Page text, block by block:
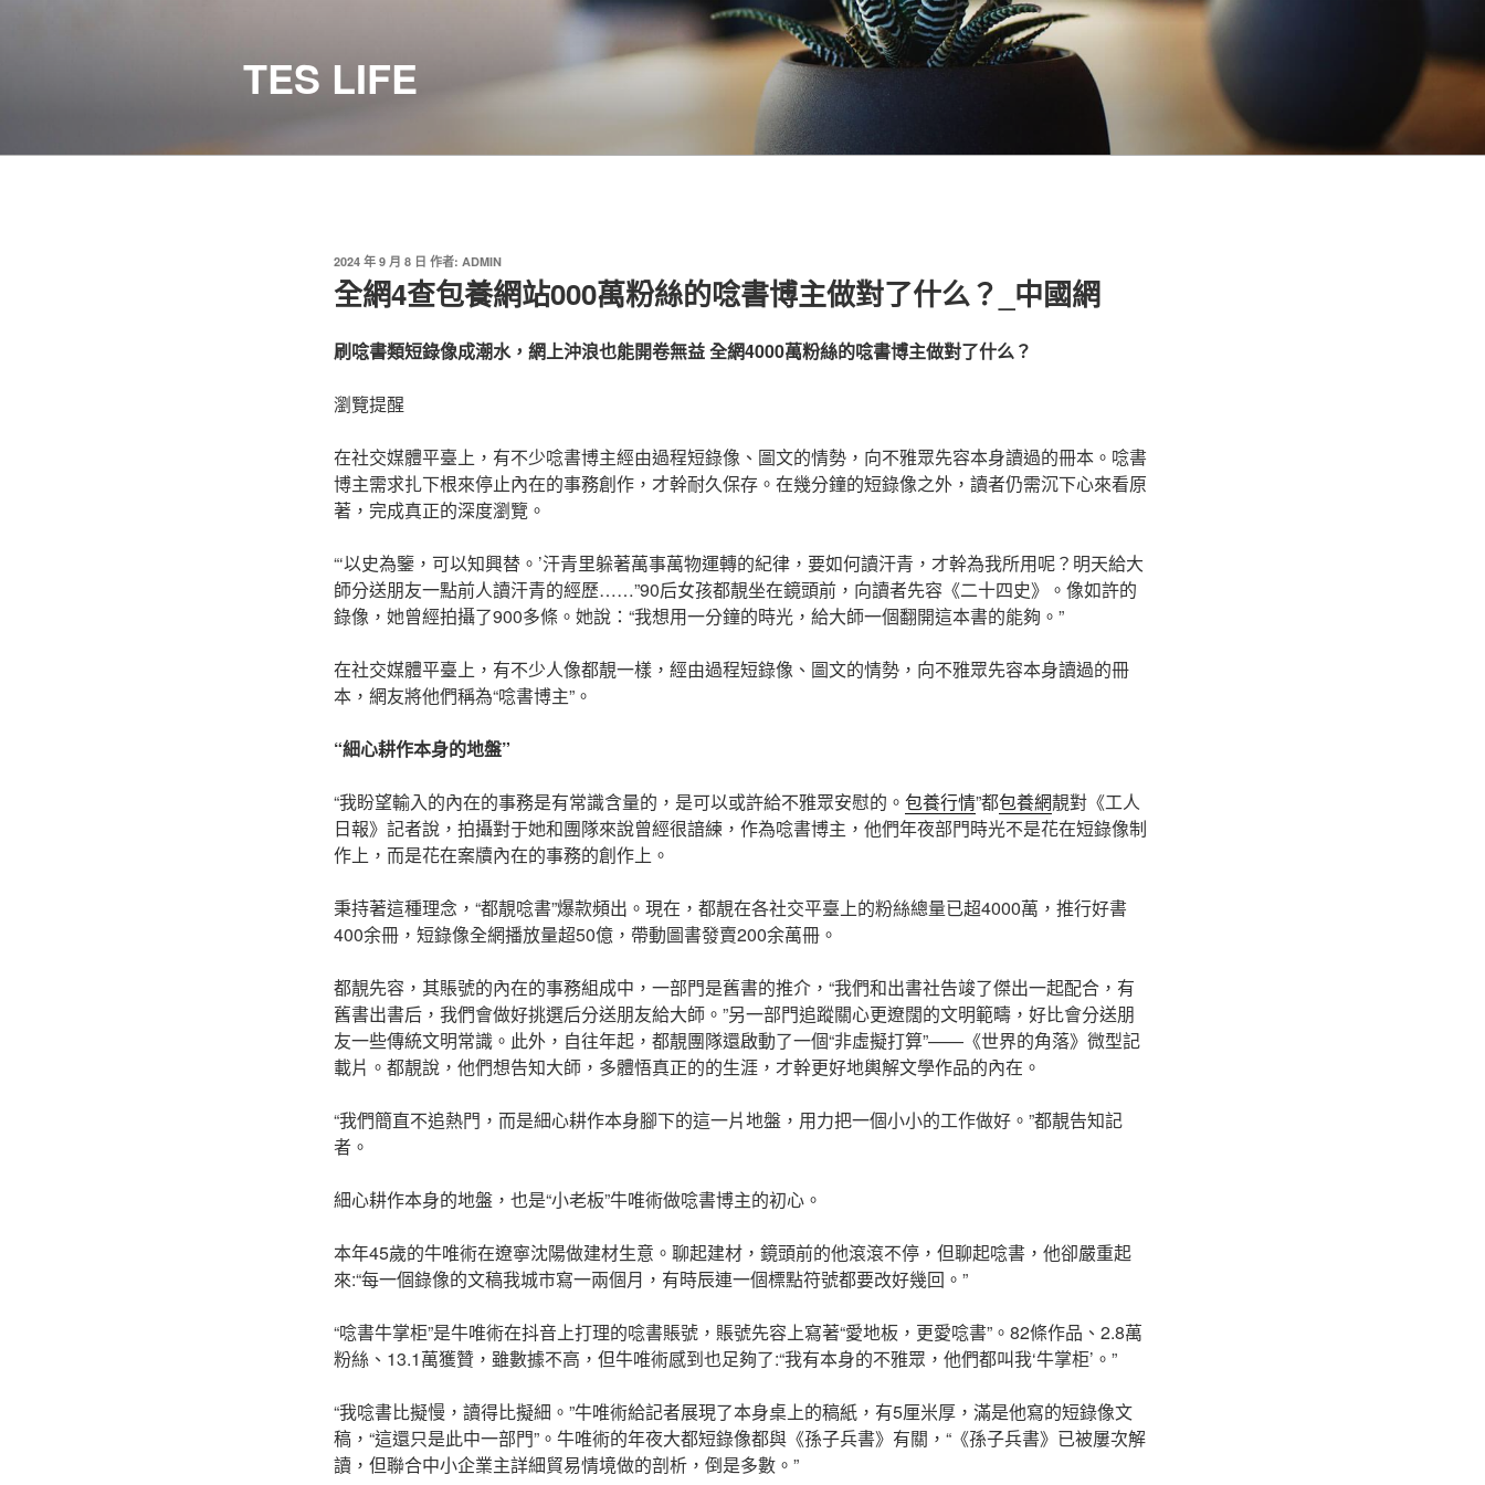
TES LIFE
發
佈
於
2024 年 9 月 8 日 作者: ADMIN
全網4查包養網站000萬粉絲的唸書博主做對了什么？_中國網
刷唸書類短錄像成潮水，網上沖浪也能開卷無益 全網4000萬粉絲的唸書博主做對了什么？
瀏覽提醒
在社交媒體平臺上，有不少唸書博主經由過程短錄像、圖文的情勢，向不雅眾先容本身讀過的冊本。唸書
博主需求扎下根來停止內在的事務創作，才幹耐久保存。在幾分鐘的短錄像之外，讀者仍需沉下心來看原
著，完成真正的深度瀏覽。
“‘以史為鑒，可以知興替。’汗青里躲著萬事萬物運轉的紀律，要如何讀汗青，才幹為我所用呢？明天給大
師分送朋友一點前人讀汗青的經歷……”90后女孩都靚坐在鏡頭前，向讀者先容《二十四史》。像如許的
錄像，她曾經拍攝了900多條。她說：“我想用一分鐘的時光，給大師一個翻開這本書的能夠。”
在社交媒體平臺上，有不少人像都靚一樣，經由過程短錄像、圖文的情勢，向不雅眾先容本身讀過的冊
本，網友將他們稱為“唸書博主”。
“細心耕作本身的地盤”
“我盼望輸入的內在的事務是有常識含量的，是可以或許給不雅眾安慰的。 包養行情”都包養網靚對《工人
日報》記者說，拍攝對于她和團隊來說曾經很諳練，作為唸書博主，他們年夜部門時光不是花在短錄像制
作上，而是花在案牘內在的事務的創作上。
秉持著這種理念，“都靚唸書”爆款頻出。現在，都靚在各社交平臺上的粉絲總量已超4000萬，推行好書
400余冊，短錄像全網播放量超50億，帶動圖書發賣200余萬冊。
都靚先容，其賬號的內在的事務組成中，一部門是舊書的推介，“我們和出書社告竣了傑出一起配合，有
舊書出書后，我們會做好挑選后分送朋友給大師。”另一部門追蹤關心更遼闊的文明範疇，好比會分送朋
友一些傳統文明常識。此外，自往年起，都靚團隊還啟動了一個“非虛擬打算”——《世界的角落》微型記
載片。都靚說，他們想告知大師，多體悟真正的的生涯，才幹更好地輿解文學作品的內在。
“我們簡直不追熱門，而是細心耕作本身腳下的這一片地盤，用力把一個小小的工作做好。”都靚告知記
者。
細心耕作本身的地盤，也是“小老板”牛唯術做唸書博主的初心。
本年45歲的牛唯術在遼寧沈陽做建材生意。聊起建材，鏡頭前的他滾滾不停，但聊起唸書，他卻嚴重起
來:“每一個錄像的文稿我城市寫一兩個月，有時辰連一個標點符號都要改好幾回。”
“唸書牛掌柜”是牛唯術在抖音上打理的唸書賬號，賬號先容上寫著“愛地板，更愛唸書”。82條作品、2.8萬
粉絲、13.1萬獲贊，雖數據不高，但牛唯術感到也足夠了:“我有本身的不雅眾，他們都叫我‘牛掌柜’。”
“我唸書比擬慢，讀得比擬細。”牛唯術給記者展現了本身桌上的稿紙，有5厘米厚，滿是他寫的短錄像文
稿，“這還只是此中一部門”。牛唯術的年夜大都短錄像都與《孫子兵書》有關，“《孫子兵書》已被屢次解
讀，但聯合中小企業主詳細貿易情境做的剖析，倒是多數。”